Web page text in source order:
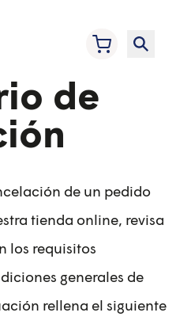
de
de un pedido
tienda online, revisa
los requisitos
generales de
rellena el siguiente